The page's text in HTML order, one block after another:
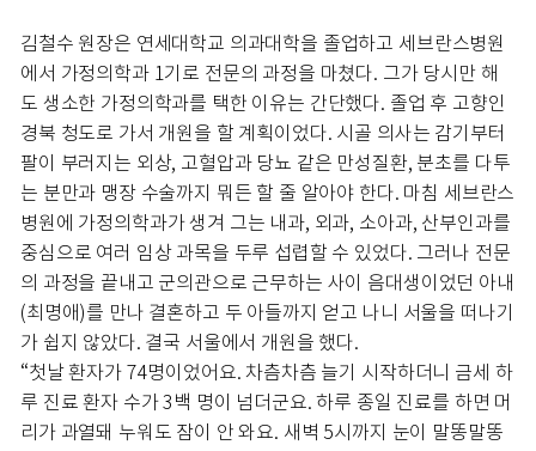
김철수 원장은 연세대학교 의과대학을 졸업하고 세브란스병원
에서 가정의학과 1기로 전문의 과정을 마쳤다. 그가 당시만 해
도 생소한 가정의학과를 택한 이유는 간단했다. 졸업 후 고향인
경북 청도로 가서 개원을 할 계획이었다. 시골 의사는 감기부터
팔이 부러지는 외상, 고혈압과 당뇨 같은 만성질환, 분초를 다투
는 분만과 맹장 수술까지 뭐든 할 줄 알아야 한다. 마침 세브란스
병원에 가정의학과가 생겨 그는 내과, 외과, 소아과, 산부인과를
중심으로 여러 임상 과목을 두루 섭렵할 수 있었다. 그러나 전문
의 과정을 끝내고 군의관으로 근무하는 사이 음대생이었던 아내
(최명애)를 만나 결혼하고 두 아들까지 얻고 나니 서울을 떠나기
가 쉽지 않았다. 결국 서울에서 개원을 했다.
“첫날 환자가 74명이었어요. 차츰차츰 늘기 시작하더니 금세 하
루 진료 환자 수가 3백 명이 넘더군요. 하루 종일 진료를 하면 머
리가 과열돼 누워도 잠이 안 와요. 새벽 5시까지 눈이 말똥말똥